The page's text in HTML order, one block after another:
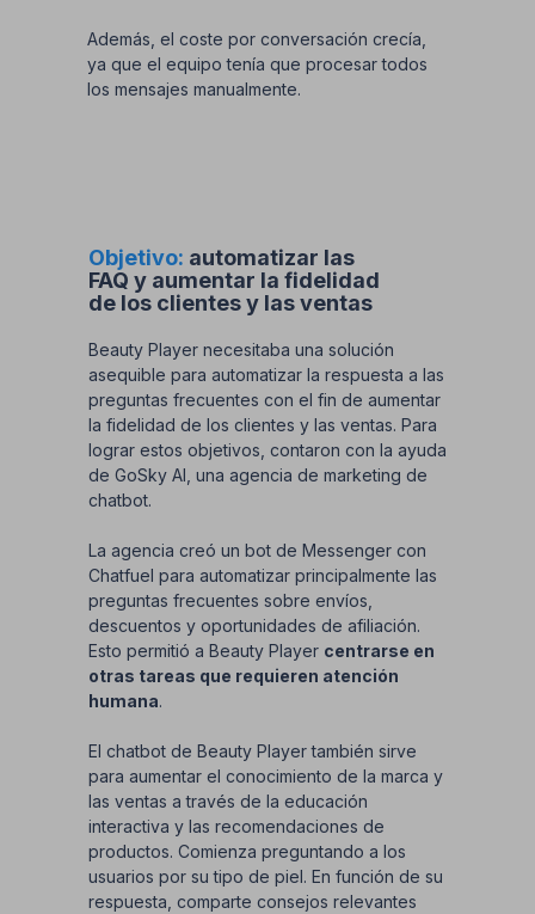
Además, el coste por conversación crecía,
ya que el equipo tenía que procesar todos
los mensajes manualmente.
Beauty Player necesitaba una solución
asequible para automatizar la respuesta a las
preguntas frecuentes con el fin de aumentar
la fidelidad de los clientes y las ventas. Para
lograr estos objetivos, contaron con la ayuda
de GoSky AI, una agencia de marketing de
chatbot.
La agencia creó un bot de Messenger con
Chatfuel para automatizar principalmente las
preguntas frecuentes sobre envíos,
descuentos y oportunidades de afiliación.
Esto permitió a Beauty Player centrarse en
otras tareas que requieren atención
humana.
El chatbot de Beauty Player también sirve
para aumentar el conocimiento de la marca y
las ventas a través de la educación
interactiva y las recomendaciones de
productos. Comienza preguntando a los
usuarios por su tipo de piel. En función de su
respuesta, comparte consejos relevantes
Objetivo: automatizar las
FAQ y aumentar la fidelidad
de los clientes y las ventas